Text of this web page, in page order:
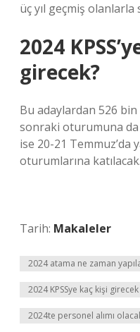
üç yıl geçmiş olanlarla
2024
girecek?
Bu adaylardan 526
sonraki oturumuna da
ise 20-21 Temmuz’da
oturumlarına
Tarih: Makaleler
2024 atama ne zaman
2024 KPSSye kaç kişi girecek
2024te personel alımı